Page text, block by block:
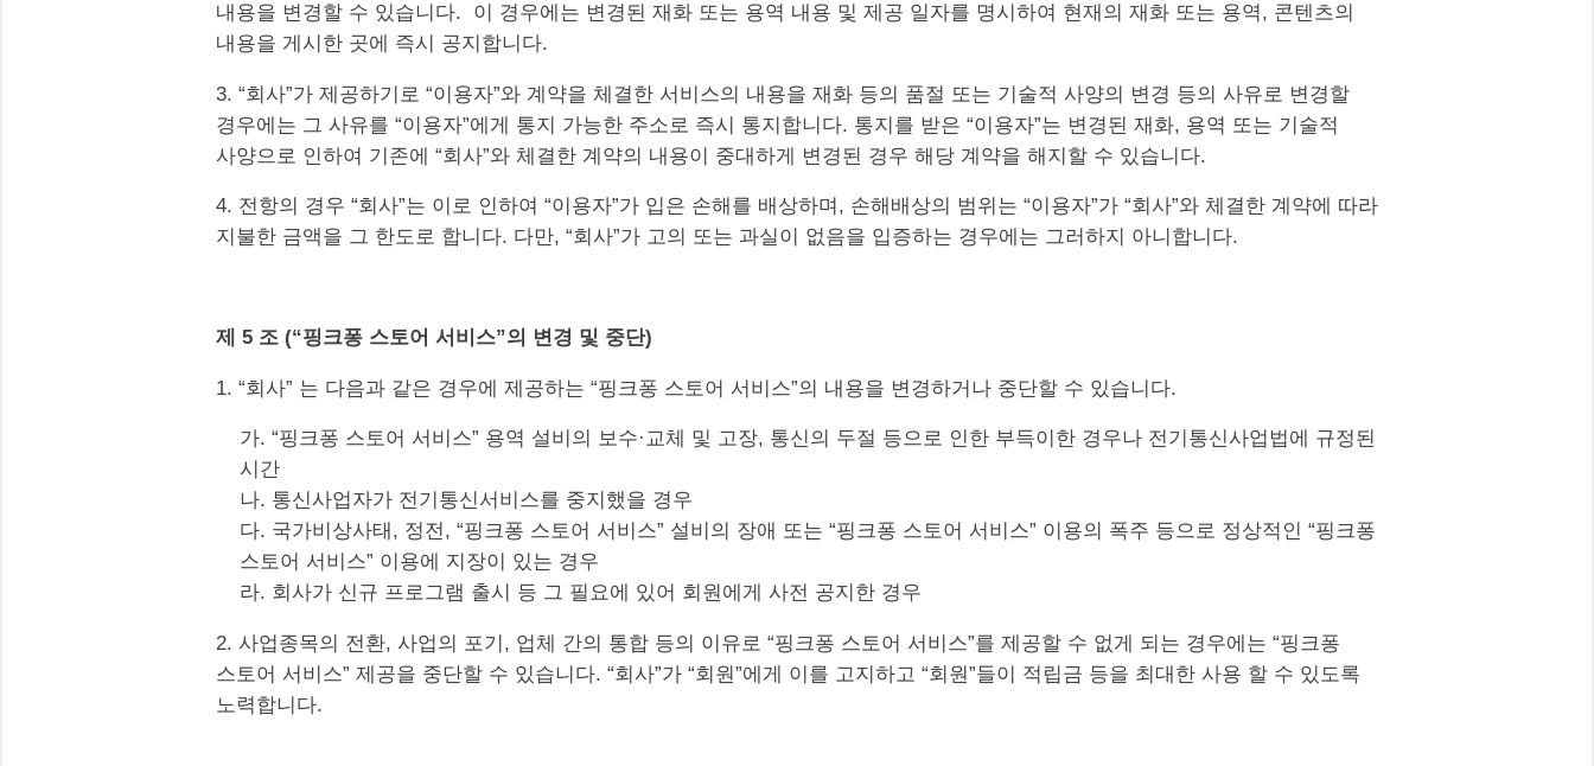
내용을 변경할 수 있습니다. 이 경우에는 변경된 재화 또는 용역 내용 및 제공 일자를 명시하여 현재의 재화 또는 용역, 콘텐츠의
내용을 게시한 곳에 즉시 공지합니다.
3. “회사”가 제공하기로 “이용자”와 계약을 체결한 서비스의 내용을 재화 등의 품절 또는 기술적 사양의 변경 등의 사유로 변경할
경우에는 그 사유를 “이용자”에게 통지 가능한 주소로 즉시 통지합니다. 통지를 받은 “이용자”는 변경된 재화, 용역 또는 기술적
사양으로 인하여 기존에 “회사”와 체결한 계약의 내용이 중대하게 변경된 경우 해당 계약을 해지할 수 있습니다.
4. 전항의 경우 “회사”는 이로 인하여 “이용자”가 입은 손해를 배상하며, 손해배상의 범위는 “이용자”가 “회사”와 체결한 계약에 따라
지불한 금액을 그 한도로 합니다. 다만, “회사”가 고의 또는 과실이 없음을 입증하는 경우에는 그러하지 아니합니다.
제 5 조 (“핑크퐁 스토어 서비스”의 변경 및 중단)
1. “회사” 는 다음과 같은 경우에 제공하는 “핑크퐁 스토어 서비스”의 내용을 변경하거나 중단할 수 있습니다.
가. “핑크퐁 스토어 서비스” 용역 설비의 보수·교체 및 고장, 통신의 두절 등으로 인한 부득이한 경우나 전기통신사업법에 규정된
시간
나. 통신사업자가 전기통신서비스를 중지했을 경우
다. 국가비상사태, 정전, “핑크퐁 스토어 서비스” 설비의 장애 또는 “핑크퐁 스토어 서비스” 이용의 폭주 등으로 정상적인 “핑크퐁
스토어 서비스” 이용에 지장이 있는 경우
라. 회사가 신규 프로그램 출시 등 그 필요에 있어 회원에게 사전 공지한 경우
2. 사업종목의 전환, 사업의 포기, 업체 간의 통합 등의 이유로 “핑크퐁 스토어 서비스”를 제공할 수 없게 되는 경우에는 “핑크퐁
스토어 서비스” 제공을 중단할 수 있습니다. “회사”가 “회원”에게 이를 고지하고 “회원”들이 적립금 등을 최대한 사용 할 수 있도록
노력합니다.